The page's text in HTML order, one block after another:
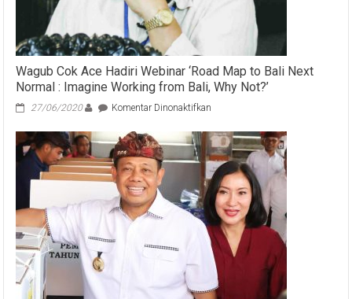
Wagub Cok Ace Hadiri Webinar ‘Road Map to Bali Next
Normal : Imagine Working from Bali, Why Not?’
27/06/2020 Komentar Dinonaktifkan
Cok
Ace
Hadiri
Webinar
‘Road
Map
Bali
Next
Normal
Imagine